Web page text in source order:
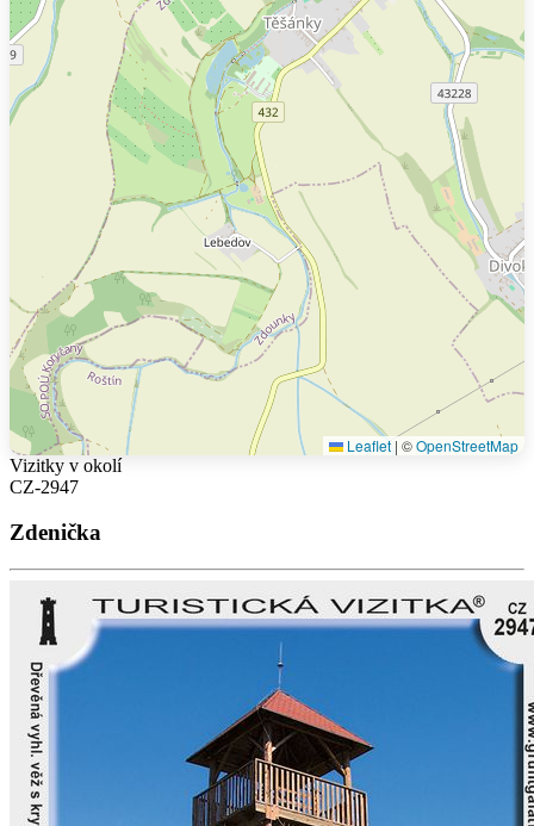
Leaflet | ©OpenStreetMap
Vizitky v okolí
CZ-2947
Zdenička